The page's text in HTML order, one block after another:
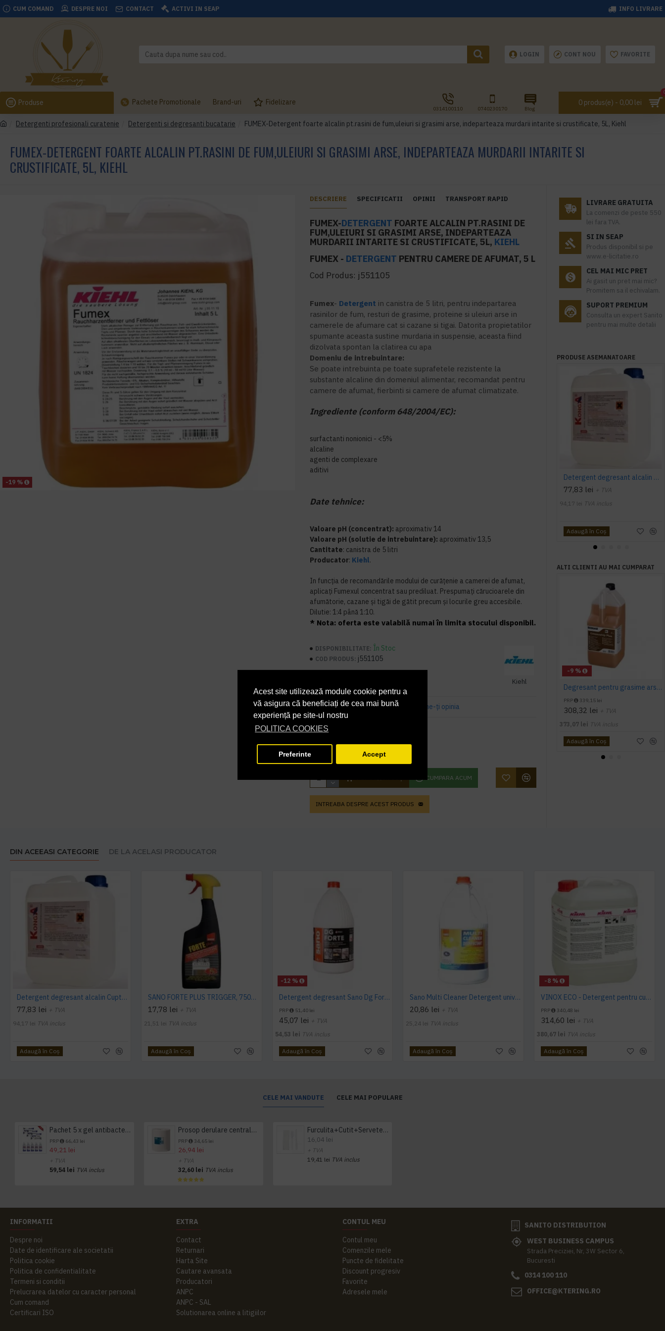
Acest site utilizează module cookie pentru a
vă asigura că beneficiați de cea mai bună
experiență pe site-ul nostru
POLITICA COOKIES
Preferinte Accept
CUM COMAND DESPRE NOI CONTACT ACTIVI IN SEAP INFO LIVRARE
LOGIN CONT NOU FAVORITE
Produse Pachete Promotionale Brand-uri Fidelizare
0314100110 0740230170 Blog
0 produs(e) - 0,00 lei
Detergenti profesionali curatenie Detergenti si degresanti bucatarie FUMEX-Detergent foarte alcalin pt.rasini de fum,uleiuri si grasimi arse, indeparteaza murdarii intarite si crustificate, 5L, Kiehl
FUMEX-DETERGENT FOARTE ALCALIN PT.RASINI DE FUM,ULEIURI SI GRASIMI ARSE, INDEPARTEAZA MURDARII INTARITE SI
CRUSTIFICATE, 5L, KIEHL
-19 %
DESCRIERE SPECIFICATII OPINII TRANSPORT RAPID
FUMEX-DETERGENT FOARTE ALCALIN PT.RASINI DE
FUM,ULEIURI SI GRASIMI ARSE, INDEPARTEAZA
MURDARII INTARITE SI CRUSTIFICATE, 5L, KIEHL
FUMEX - DETERGENT PENTRU CAMERE DE AFUMAT, 5 L
Cod Produs: j551105
Fumex- Detergent in canistra de 5 litri, pentru indepartarea
rasinilor de fum, resturi de grasime, proteine si uleiuri arse in
camerele de afumare cat si cazane si tigai. Datorita propietatilor
spumante aceasta sustine murdaria in suspensie, aceasta fiind
dizolvata spontan la clatirea cu apa
Domeniu de intrebuintare:
Se poate intrebuinta pe toate suprafetele rezistente la
substante alcaline din domeniul alimentar, recomandat pentru
camere de afumat, fierbinti si camere de afumat climatizate.
Ingrediente (conform 648/2004/EC):
surfactanti nonionici - <5%
alcaline
agenti de complexare
aditivi
Date tehnice:
Valoare pH (concentrat): aproximativ 14
Valoare pH (solutie de intrebuintare): aproximativ 13,5
Cantitate: canistra de 5 litri
Producator: Kiehl.
In funcţia de recomandările modului de curăţenie a camerei de afumat,
aplicaţi Fumexul concentrat sau prediluat. Prespumaţi cărucioarele din
afumătorie, cazane şi tigăi de gătit precum şi locurile greu accesibile.
Dilutie: 1:4 până 1:10.
* Nota: oferta este valabilă numai în limita stocului disponibil.
DISPONIBILITATE: În Stoc
COD PRODUS: j551105
Kiehl
Bazată pe 0 note. Spune-ţi opinia
179,73 lei
217,47 lei TVA inclus
CUMPARA ACUM
INTREABA DESPRE ACEST PRODUS
LIVRARE GRATUITA
La comenzi de peste 550
lei fara TVA.
SI IN SEAP
Produs disponibil si pe
www.e-licitatie.ro
CEL MAI MIC PRET
Ai gasit un pret mai mic?
Promitem sa il echivalam.
SUPORT PREMIUM
Consulta un expert Sanito
pentru mai multe detalii
PRODUSE ASEMANATOARE
Detergent degresant alcalin Cuptor si Plita, 5 L, Konga
77,83 lei + TVA
94,17 lei TVA inclus
Adaugă în Coş
ALTI CLIENTI AU MAI CUMPARAT
-9 %
Degresant pentru grasime arsa (plite, cuptoare) GREASESTRIP PLUS 5L Ecolab
PRP 339,15 lei
308,32 lei + TVA
373,07 lei TVA inclus
Adaugă în Coş
DIN ACEEASI CATEGORIE DE LA ACELASI PRODUCATOR
Detergent degresant alcalin Cuptor si Plita, 5 L, Konga
77,83 lei + TVA
94,17 lei TVA inclus
Adaugă în Coş
SANO FORTE PLUS TRIGGER, 750ml, detergent arsuri, grasimi
17,78 lei + TVA
21,51 lei TVA inclus
Adaugă în Coş
-12 %
Detergent degresant Sano Dg Forte 4L
PRP 51,40 lei
45,07 lei + TVA
54,53 lei TVA inclus
Adaugă în Coş
Sano Multi Cleaner Detergent universal gel 4L
20,86 lei + TVA
25,24 lei TVA inclus
Adaugă în Coş
-8 %
VINOX ECO - Detergent pentru curatare suprafete din inox, 10 L, Kiehl
PRP 340,48 lei
314,60 lei + TVA
380,67 lei TVA inclus
Adaugă în Coş
CELE MAI VANDUTE CELE MAI POPULARE
Pachet 5 x gel antibacterian 50ml si 3 x Servetele antibacteriene 48 buc Hygienium
PRP 66,43 lei
49,21 lei
+ TVA
59,54 lei TVA inclus
Prosop derulare centrala 1 pliu, 300 m Tork
PRP 34,65 lei
26,94 lei
+ TVA
32,60 lei TVA inclus
Furculita+Cutit+Servetel 100buc/set
16,04 lei
+ TVA
19,41 lei TVA inclus
INFORMATII
Despre noi
Date de identificare ale societatii
Politica cookie
Politica de confidentialitate
Termeni si conditii
Prelucrarea datelor cu caracter personal
Cum comand
Certificari ISO
EXTRA
Contact
Returnari
Harta Site
Cautare avansata
Producatori
ANPC
ANPC - SAL
Solutionarea online a litigiilor
CONTUL MEU
Contul meu
Comenzile mele
Puncte de fidelitate
Discount progresiv
Favorite
Adresele mele
SANITO DISTRIBUTION
WEST BUSINESS CAMPUS
Strada Preciziei, Nr, 3W Sector 6,
Bucuresti
0314 100 110
OFFICE@KTERING.RO